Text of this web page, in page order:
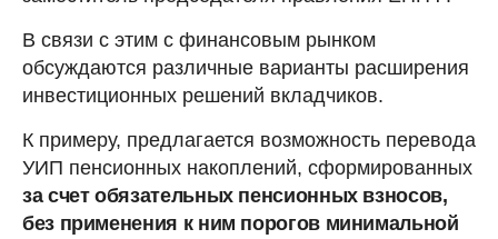
В связи с этим с финансовым рынком
обсуждаются различные варианты расширения
инвестиционных решений вкладчиков.
К примеру, предлагается возможность перевода
УИП пенсионных накоплений, сформированных
за счет обязательных пенсионных взносов,
без применения к ним порогов минимальной